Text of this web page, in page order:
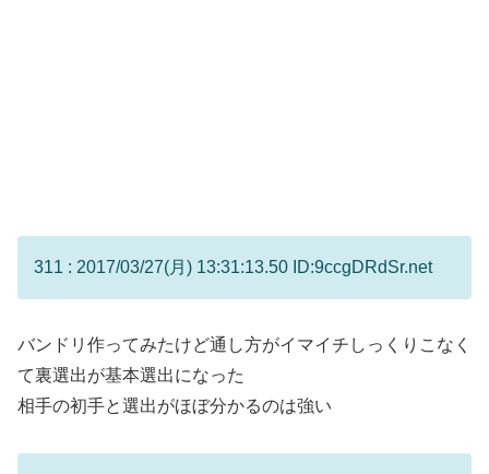
311 : 2017/03/27(月) 13:31:13.50 ID:9ccgDRdSr.net
バンドリ作ってみたけど通し方がイマイチしっくりこなく
て裏選出が基本選出になった
相手の初手と選出がほぼ分かるのは強い